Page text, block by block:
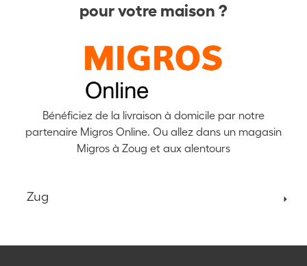
pour votre maison ?
Bénéficiez de la livraison à domicile par notre
partenaire Migros Online. Ou allez dans un magasin
Migros à Zoug et aux alentours
Zug